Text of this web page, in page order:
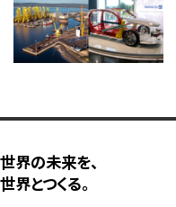
世界の未来を、
世界とつくる。